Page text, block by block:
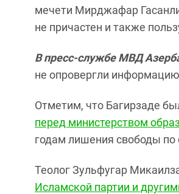
мечети Мирджафар
не причастен и также
В пресс-службе МВД
не опровергли
Отметим, что Багирзаде
перед министерством
годам лишения свободы по
Теолог Зульфугар
Исламской партии и